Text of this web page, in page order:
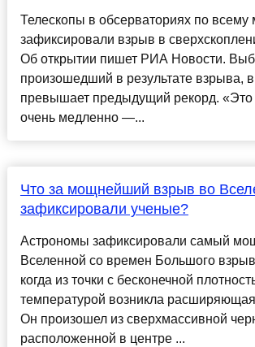
Телескопы в обсерваториях по всему
зафиксировали взрыв в
Об открытии пишет РИА Новости.
произошедший в результате взрыва,
превышает предыдущий рекорд.
очень медленно —...
Что за мощнейший взрыв во
зафиксировали ученые?
Астрономы зафиксировали самый
Вселенной со времен Большого
когда из точки с бесконечной
температурой возникла
Он произошел из сверхмассивной
расположенной в центре ...